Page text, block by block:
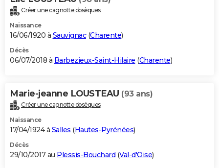
Créer une cagnotte obsèques
Naissance
16/06/1920 à Sauvignac(Charente)
Décès
06/07/2018 à Barbezieux-Saint-Hilaire (Charente)
Marie-jeanne LOUSTEAU (93 ans)
Créer une cagnotte obsèques
Naissance
17/04/1924 à Salles (Hautes-Pyrénées)
Décès
29/10/2017 au Plessis-Bouchard (Val-d'Oise)